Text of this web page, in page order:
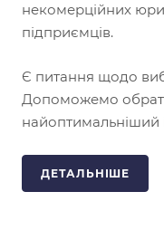
некомерційних
підприємців.
Є питання щодо
Допоможемо
найоптимальніший
ДЕТАЛЬНІШЕ